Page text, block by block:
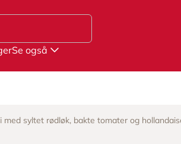
Se også
med syltet rødløk, bakte tomater og